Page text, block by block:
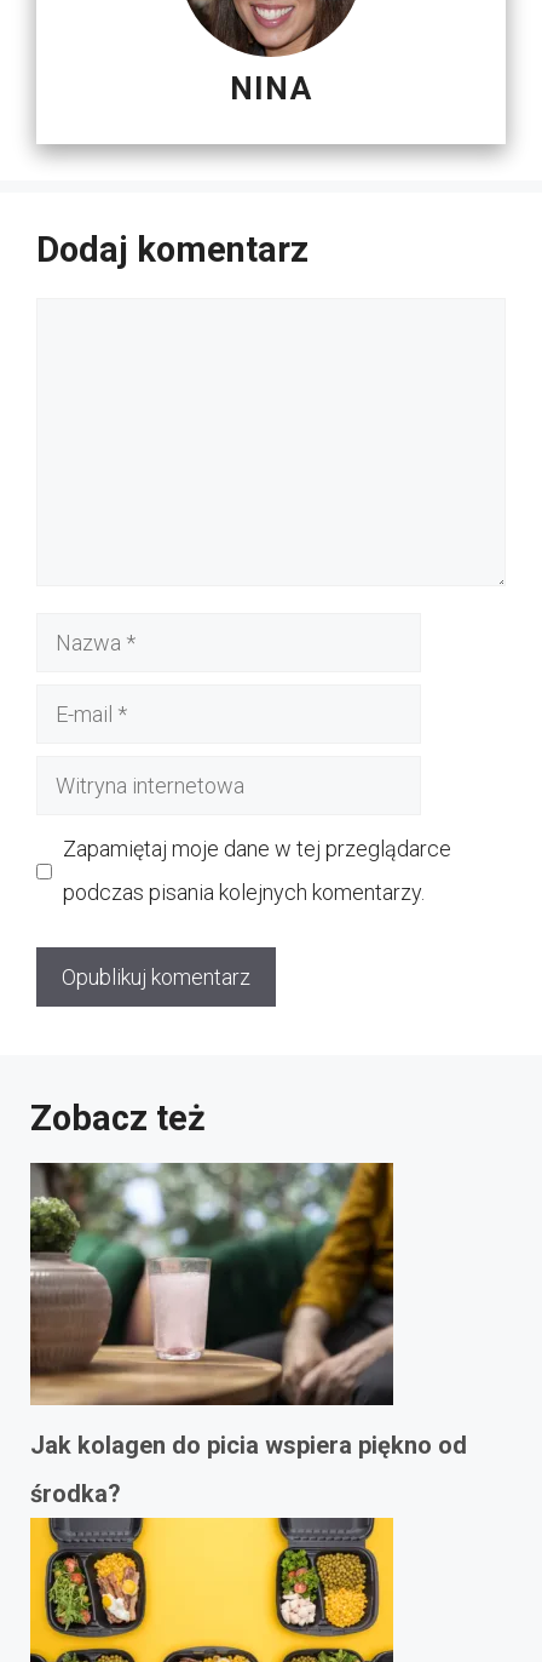
NINA
Dodaj komentarz
Nazwa
Witryna
Zapamiętaj moje dane w tej przeglądarce
podczas pisania kolejnych komentarzy.
Zobacz też
Jak kolagen do picia wspiera piękno od
środka?